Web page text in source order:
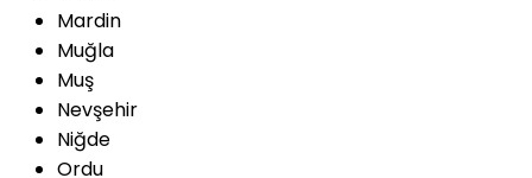
Mardin
Muğla
Muş
Nevşehir
Niğde
Ordu